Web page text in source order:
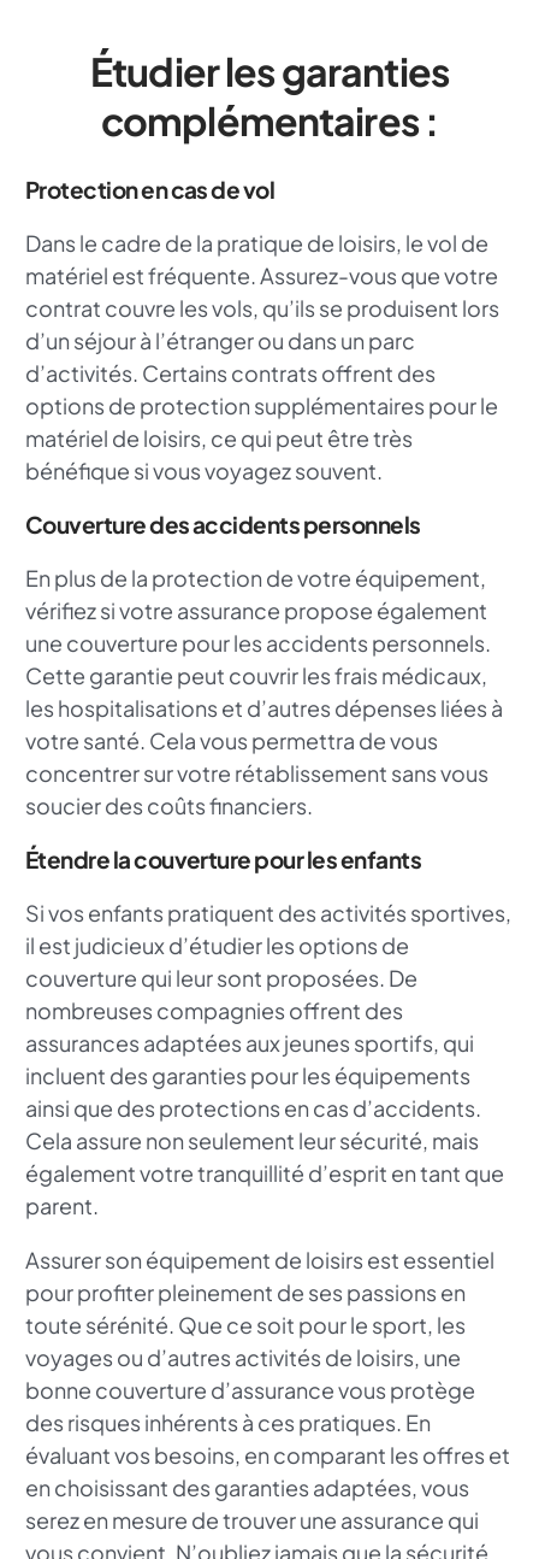
Étudier les garanties
complémentaires :
Protection en cas de vol
Dans le cadre de la pratique de loisirs, le vol de
matériel est fréquente. Assurez-vous que votre
contrat couvre les vols, qu’ils se produisent lors
d’un séjour à l’étranger ou dans un parc
d’activités. Certains contrats offrent des
options de protection supplémentaires pour le
matériel de loisirs, ce qui peut être très
bénéfique si vous voyagez souvent.
Couverture des accidents personnels
En plus de la protection de votre équipement,
vérifiez si votre assurance propose également
une couverture pour les accidents personnels.
Cette garantie peut couvrir les frais médicaux,
les hospitalisations et d’autres dépenses liées à
votre santé. Cela vous permettra de vous
concentrer sur votre rétablissement sans vous
soucier des coûts financiers.
Étendre la couverture pour les enfants
Si vos enfants pratiquent des activités sportives,
il est judicieux d’étudier les options de
couverture qui leur sont proposées. De
nombreuses compagnies offrent des
assurances adaptées aux jeunes sportifs, qui
incluent des garanties pour les équipements
ainsi que des protections en cas d’accidents.
Cela assure non seulement leur sécurité, mais
également votre tranquillité d’esprit en tant que
parent.
Assurer son équipement de loisirs est essentiel
pour profiter pleinement de ses passions en
toute sérénité. Que ce soit pour le sport, les
voyages ou d’autres activités de loisirs, une
bonne couverture d’assurance vous protège
des risques inhérents à ces pratiques. En
évaluant vos besoins, en comparant les offres et
en choisissant des garanties adaptées, vous
serez en mesure de trouver une assurance qui
vous convient. N’oubliez jamais que la sécurité